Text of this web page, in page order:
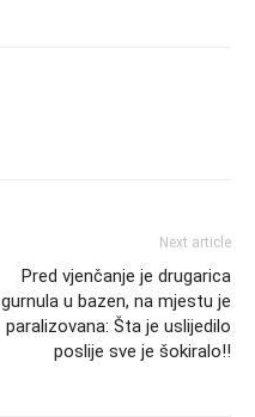
Next article
Pred vjenčanje je drugarica
gurnula u bazen, na mjestu je
paralizovana: Šta je uslijedilo
poslije sve je šokiralo!!